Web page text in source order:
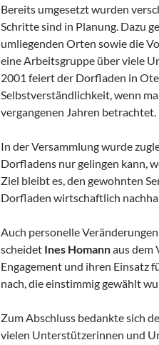
Bereits umgesetzt wurden
Schritte sind in Planung. Dazu
umliegenden Orten sowie die
eine Arbeitsgruppe über viele
2001 feiert der Dorfladen in
Selbstverständlichkeit, wenn
vergangenen Jahren betrachtet.
In der Versammlung wurde
Dorfladens nur gelingen kann,
Ziel bleibt es, den gewohnten
Dorfladen wirtschaftlich
Auch personelle
scheidet Ines Homannaus dem
Engagement und ihren Einsatz
nach, die einstimmig gewählt
Zum Abschluss bedankte sich
vielen Unterstützerinnen und